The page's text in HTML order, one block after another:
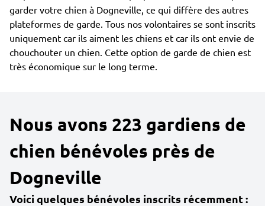
garder votre chien à Dogneville, ce qui diffère des autres
plateformes de garde. Tous nos volontaires se sont inscrits
uniquement car ils aiment les chiens et car ils ont envie de
chouchouter un chien. Cette option de garde de chien est
très économique sur le long terme.
Nous avons 223 gardiens de
chien bénévoles près de
Dogneville
Voici quelques bénévoles inscrits récemment :